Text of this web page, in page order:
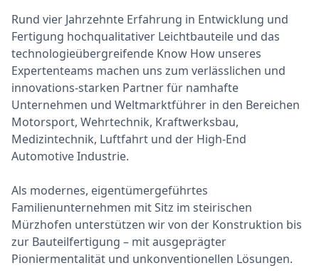
Rund vier Jahrzehnte Erfahrung in Entwicklung und
Fertigung hochqualitativer Leichtbauteile und das
technologieübergreifende Know How unseres
Expertenteams machen uns zum verlässlichen und
innovations-starken Partner für namhafte
Unternehmen und Weltmarktführer in den Bereichen
Motorsport, Wehrtechnik, Kraftwerksbau,
Medizintechnik, Luftfahrt und der High-End
Automotive Industrie.
Als modernes, eigentümergeführtes
Familienunternehmen mit Sitz im steirischen
Mürzhofen unterstützen wir von der Konstruktion bis
zur Bauteilfertigung – mit ausgeprägter
Pioniermentalität und unkonventionellen Lösungen.